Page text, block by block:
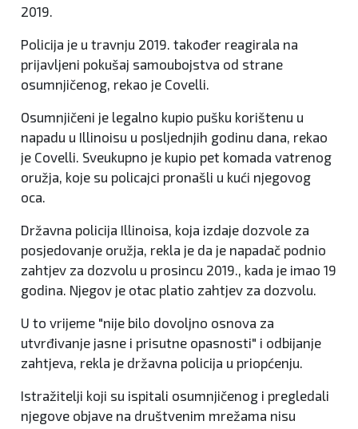
2019.
Policija je u travnju 2019. također reagirala na
prijavljeni pokušaj samoubojstva od strane
osumnjičenog, rekao je Covelli.
Osumnjičeni je legalno kupio pušku korištenu u
napadu u Illinoisu u posljednjih godinu dana, rekao
je Covelli. Sveukupno je kupio pet komada vatrenog
oružja, koje su policajci pronašli u kući njegovog
oca.
Državna policija Illinoisa, koja izdaje dozvole za
posjedovanje oružja, rekla je da je napadač podnio
zahtjev za dozvolu u prosincu 2019., kada je imao 19
godina. Njegov je otac platio zahtjev za dozvolu.
U to vrijeme "nije bilo dovoljno osnova za
utvrđivanje jasne i prisutne opasnosti" i odbijanje
zahtjeva, rekla je državna policija u priopćenju.
Istražitelji koji su ispitali osumnjičenog i pregledali
njegove objave na društvenim mrežama nisu